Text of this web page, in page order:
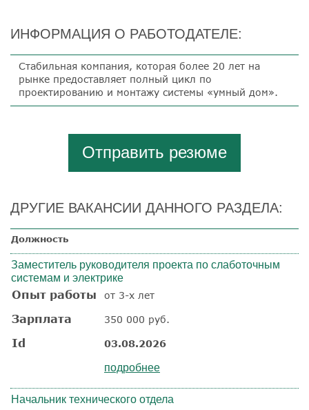
ИНФОРМАЦИЯ О РАБОТОДАТЕЛЕ:
Стабильная компания, которая более 20 лет на
рынке предоставляет полный цикл по
проектированию и монтажу системы «умный дом».
Отправить резюме
ДРУГИЕ ВАКАНСИИ ДАННОГО РАЗДЕЛА:
Должность
Заместитель руководителя проекта по слаботочным
системам и электрике
Опыт работы от 3-х лет
Зарплата 350 000 руб.
Id 03.08.2026
подробнее
Начальник технического отдела